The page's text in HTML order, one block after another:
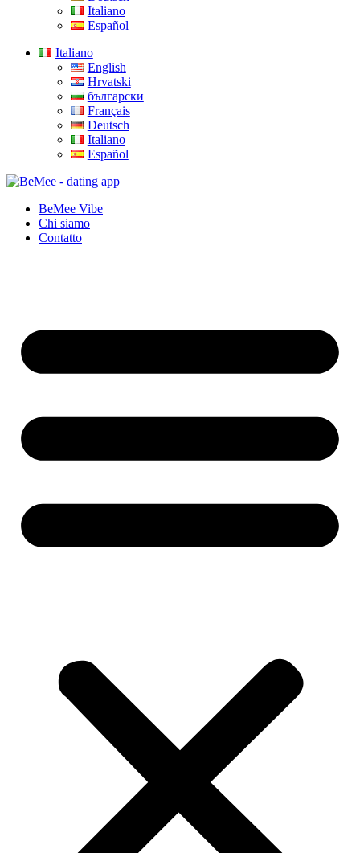
Italiano
Español
Italiano
English
Hrvatski
български
Français
Deutsch
Italiano
Español
BeMee Vibe
Chi siamo
Contatto